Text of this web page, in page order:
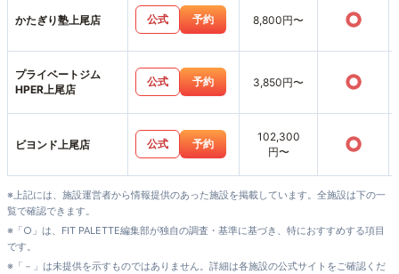
かたぎり塾上尾店 公式 予約 8,800円〜 ○
プライベートジム
HPER上尾店
公式 予約 3,850円〜 ○
ビヨンド上尾店 公式 予約
102,300
円〜
○
※上記には、施設運営者から情報提供のあった施設を掲載しています。全施設は下の一
覧で確認できます。
※「○」は、FIT PALETTE編集部が独自の調査・基準に基づき、特におすすめする項目
です。
※「－」は未提供を示すものではありません。詳細は各施設の公式サイトをご確認くだ